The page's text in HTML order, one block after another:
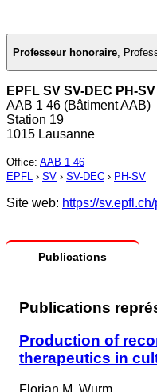
Professeur honoraire,
EPFL SV SV-DEC PH-SV
AAB 1 46 (Bâtiment AAB)
Station 19
1015 Lausanne
Office: AAB 1 46
EPFL › SV › SV-DEC › PH-SV
Site web: https://
Publications
Publications
Production of
therapeutics in
Florian M. Wurm